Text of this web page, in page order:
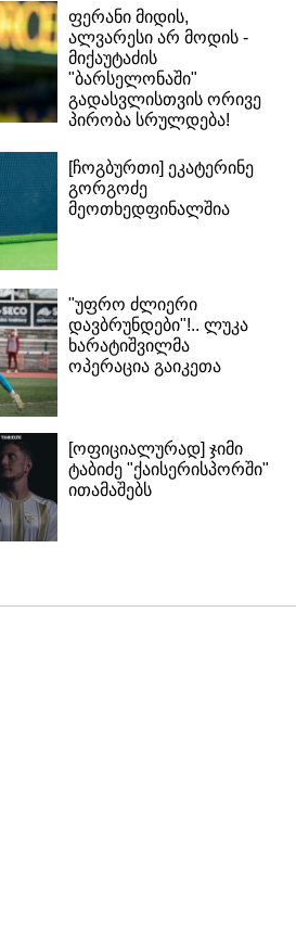
ფერანი მიდის,
ალვარესი არ მოდის -
მიქაუტაძის
"ბარსელონაში"
გადასვლისთვის ორივე
პირობა სრულდება!
[ჩოგბურთი] ეკატერინე
გორგოძე
მეოთხედფინალშია
"უფრო ძლიერი
დავბრუნდები"!.. ლუკა
ხარატიშვილმა
ოპერაცია გაიკეთა
[ოფიციალურად] ჯიმი
ტაბიძე "ქაისერისპორში"
ითამაშებს